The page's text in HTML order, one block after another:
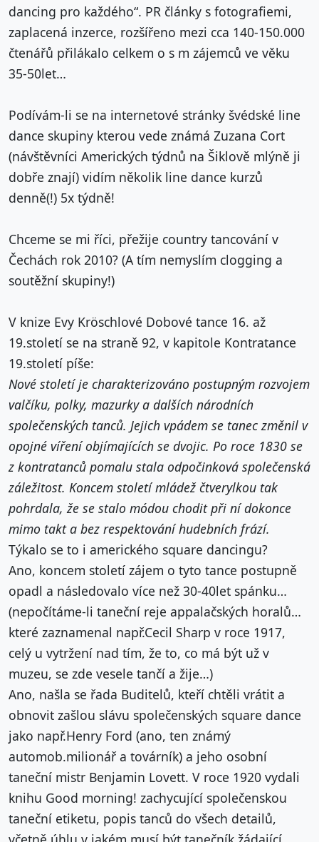
dancing pro každého“. PR články s fotografiemi,
zaplacená inzerce, rozšířeno mezi cca 140-150.000
čtenářů přilákalo celkem o s m zájemců ve věku
35-50let…
Podívám-li se na internetové stránky švédské line
dance skupiny kterou vede známá Zuzana Cort
(návštěvníci Amerických týdnů na Šiklově mlýně ji
dobře znají) vidím několik line dance kurzů
denně(!) 5x týdně!
Chceme se mi říci, přežije country tancování v
Čechách rok 2010? (A tím nemyslím clogging a
soutěžní skupiny!)
V knize Evy Kröschlové Dobové tance 16. až
19.století se na straně 92, v kapitole Kontratance
19.století píše:
Nové století je charakterizováno postupným rozvojem
valčíku, polky, mazurky a dalších národních
společenských tanců. Jejich vpádem se tanec změnil v
opojné víření objímajících se dvojic. Po roce 1830 se
z kontratanců pomalu stala odpočinková společenská
záležitost. Koncem století mládež čtverylkou tak
pohrdala, že se stalo módou chodit při ní dokonce
mimo takt a bez respektování hudebních frází.
Týkalo se to i amerického square dancingu?
Ano, koncem století zájem o tyto tance postupně
opadl a následovalo více než 30-40let spánku…
(nepočítáme-li taneční reje appalačských horalů…
které zaznamenal např.Cecil Sharp v roce 1917,
celý u vytržení nad tím, že to, co má být už v
muzeu, se zde vesele tančí a žije…)
Ano, našla se řada Buditelů, kteří chtěli vrátit a
obnovit zašlou slávu společenských square dance
jako např.Henry Ford (ano, ten známý
automob.milionář a továrník) a jeho osobní
taneční mistr Benjamin Lovett. V roce 1920 vydali
knihu Good morning! zachycující společenskou
taneční etiketu, popis tanců do všech detailů,